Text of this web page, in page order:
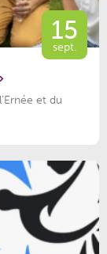
15
sept.
et du